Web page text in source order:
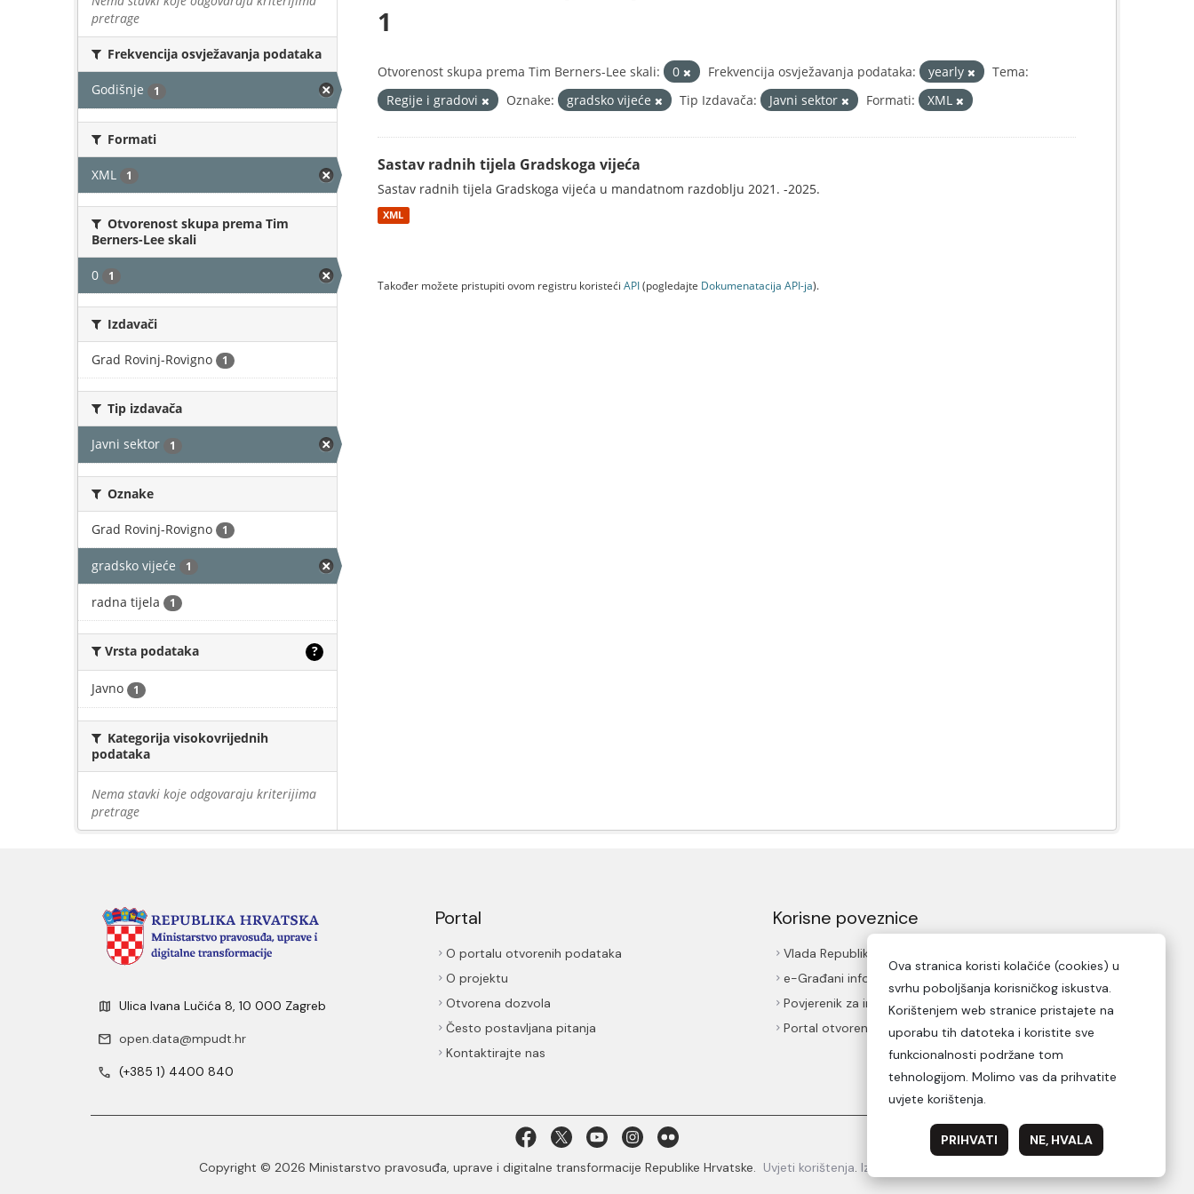
pretrage
Frekvencija osvježavanja podataka
Godišnje 1
Formati
XML 1
Otvorenost skupa prema Tim
Berners-Lee skali
0 1
Izdavači
Grad Rovinj-Rovigno 1
Tip izdavača
Javni sektor 1
Oznake
Grad Rovinj-Rovigno 1
gradsko vijeće 1
radna tijela 1
Vrsta podataka ?
Javno 1
Kategorija visokovrijednih
podataka
Nema stavki koje odgovaraju kriterijima
pretrage
1
Otvorenost skupa prema Tim Berners-Lee skali: 0 Frekvencija osvježavanja podataka: yearly
Tema:
Regije i gradovi
Oznake: gradsko vijeće Tip Izdavača: Javni sektor Formati: XML
Sastav radnih tijela Gradskoga vijeća
Sastav radnih tijela Gradskoga vijeća u mandatnom razdoblju 2021. -2025.
XML
Također možete pristupiti ovom registru koristeći API(pogledajte Dokumenаtаcijа API-jа).